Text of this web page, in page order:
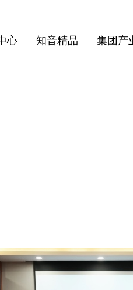
心 知音精品 集团产